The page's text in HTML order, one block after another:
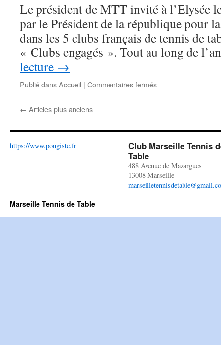
Le président de MTT invité à l’Elysée
par le Président de la république pour
dans les 5 clubs français de tennis de
« Clubs engagés ». Tout au long de
lecture →
Publié dansAccueil | Commentaires fermés
reçu
à
par
le
chef
← Articles plus anciens
https://www.pongiste.fr
Club Marseille Tennis
Table
488 Avenue de Mazargues
13008 Marseille
Marseille Tennis de Table